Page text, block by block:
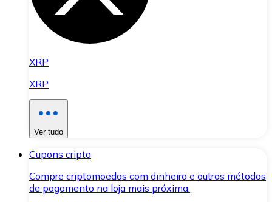
XRP
XRP
Ver tudo
Cupons cripto
Compre criptomoedas com dinheiro e outros métodos
de pagamento na loja mais próxima.